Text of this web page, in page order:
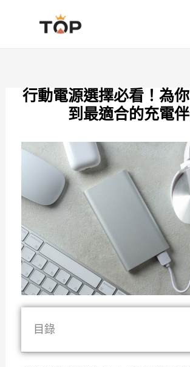
行動電源選擇必看！為
到最適合的充電
目錄